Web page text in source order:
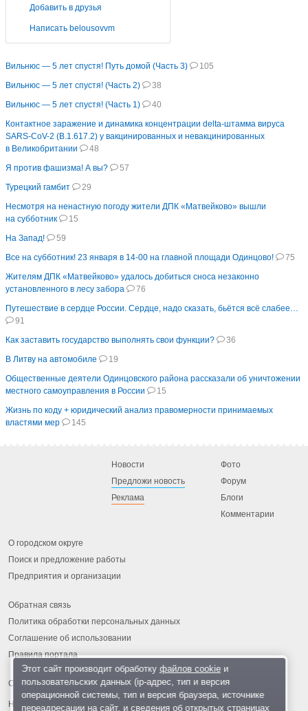
Добавить в друзья
Написать belousovvm
Вильнюс — 5 лет спустя! Путь домой (Часть 3)
105
Вильнюс — 5 лет спустя! (Часть 2)
38
Вильнюс — 5 лет спустя! (Часть 1)
40
Контактное заражение и динамика концентрации delta-штамма вируса
SARS-CoV-2 (B.1.617.2) у вакцинированных и невакцинированных
в Великобритании
48
Я против фашизма! А вы?
57
Турецкий гамбит
29
Несмотря на ненастную погоду жители ДПК «Матвейково» вышли
на субботник
15
На Запад!
59
Все на субботник! 23 января в 14-00 на главной площади Одинцово!
75
Жителям ДПК «Матвейково» удалось добиться сноса незаконно
установленного в лесу забора
76
Путешествие в сердце России. Сердце, надо сказать, бьётся всё слабее…
91
Как заставить государство выполнять свои функции?
36
В Литву на автомобиле
19
Общественные деятели Одинцовского района рассказали об уничтожении
местного самоуправления в России
15
Жизнь по коду + юридический анализ правомерности принимаемых
властями мер
145
Новости
Предложи новость
Реклама
Фото
Форум
Блоги
Комментарии
О городском округе
Поиск и предложение работы
Предприятия и организации
Обратная связь
Политика обработки персональных данных
Соглашение об использовании
Правила портала
На информационном ресурсе применяются рекомендательные
Этот сайт производит обработку файлов cookieи
пользовательских данных (ip-адрес, тип и версия
операционной системы, тип и версия браузера, источнике
переадресации на сайт, и сведения об открытых страницах